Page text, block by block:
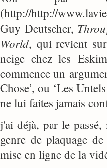
(http://http://
Guy Deutscher,
World, qui revient
neige chez les
commence un
Chose’, ou ‘Les
ne lui faites jamais
j'ai déjà, par le
genre de plaquage
mise en ligne de la